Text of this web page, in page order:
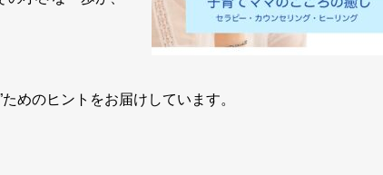
めのヒントをお届けしています。